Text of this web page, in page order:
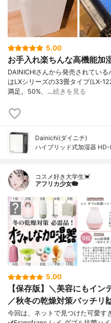
5.00
お手入れ楽ちんな高機能加
DAINICHIさんから発売されてい
はLXシリーズの33畳タイプ(LX-
満足。50%、…続きを見る
Dainichi(ダイニチ)
ハイブリッド式加湿器
コスメ好き大学生💓
アフリカ少女🐘
5.00
【保存版】＼美容にもイ
／秋冬の乾燥対策バッチリ
今回は、ネットで見つけた可愛す